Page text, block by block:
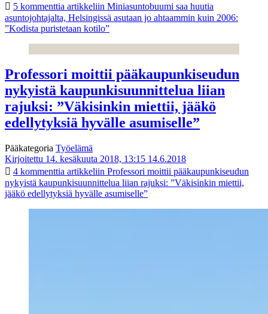
5 kommenttia artikkeliin Miniasuntobuumi saa huutia
asuntojohtajalta, Helsingissä asutaan jo ahtaammin kuin 2006:
”Kodista puristetaan kotilo”
Professori moittii pääkaupunkiseudun
nykyistä kaupunkisuunnittelua liian
rajuksi: ”Väkisinkin miettii, jääkö
edellytyksiä hyvälle asumiselle”
Pääkategoria Työelämä
Kirjoitettu 14. kesäkuuta 2018, 13:15 14.6.2018
4 kommenttia artikkeliin Professori moittii pääkaupunkiseudun
nykyistä kaupunkisuunnittelua liian rajuksi: ”Väkisinkin miettii,
jääkö edellytyksiä hyvälle asumiselle”